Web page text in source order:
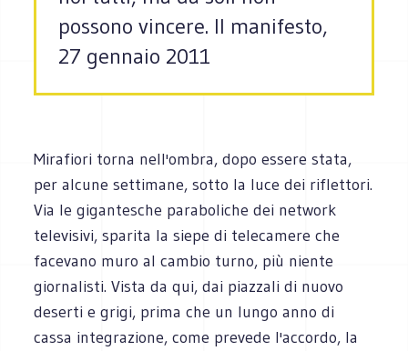
possono vincere. Il manifesto,
27 gennaio 2011
Mirafiori torna nell'ombra, dopo essere stata,
per alcune settimane, sotto la luce dei riflettori.
Via le gigantesche paraboliche dei network
televisivi, sparita la siepe di telecamere che
facevano muro al cambio turno, più niente
giornalisti. Vista da qui, dai piazzali di nuovo
deserti e grigi, prima che un lungo anno di
cassa integrazione, come prevede l'accordo, la